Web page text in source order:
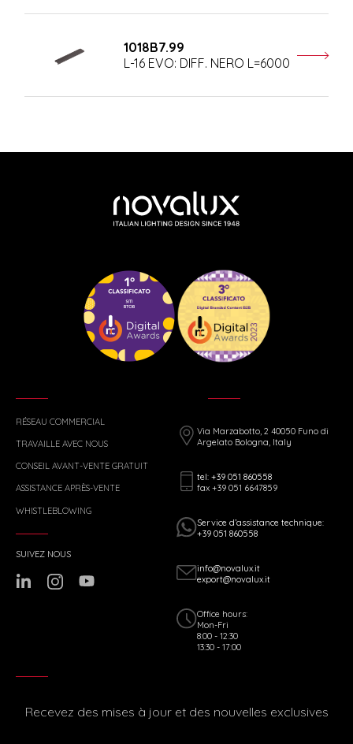
1018B7.99
L-16 EVO: DIFF. NERO L=6000
RÉSEAU COMMERCIAL
TRAVAILLE AVEC NOUS
CONSEIL AVANT-VENTE GRATUIT
ASSISTANCE APRÈS-VENTE
WHISTLEBLOWING
Via Marzabotto, 2 40050 Funo di
Argelato Bologna, Italy
tel: +39 051 860558
fax +39 051 6647859
Service d’assistance technique:
+39 051 860558
info@novalux.it
export@novalux.it
Office hours:
Mon-Fri
8:00 - 12:30
13:30 - 17:00
SUIVEZ NOUS
Recevez des mises à jour et des nouvelles exclusives